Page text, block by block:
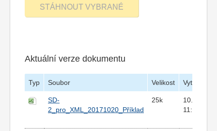
Aktuální verze dokumentu
Typ Soubor Velikost Vytvořeno
SD-
2_pro_XML_20171020_Příklad
25k
10.11.2017
11:49